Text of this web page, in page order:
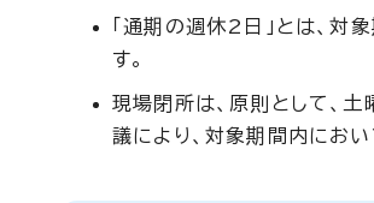
「通期の週休2日」とは、
す。
現場閉所は、原則として、
議により、対象期間内にお